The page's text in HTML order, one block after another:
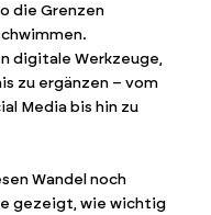
die Grenzen
digitale Werkzeuge,
zu ergänzen – vom
Media bis hin zu
Wandel noch
gezeigt, wie wichtig